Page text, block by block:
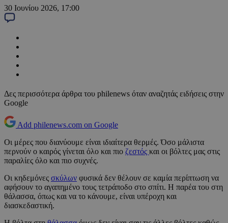
30 Ιουνίου 2026, 17:00
Δες περισσότερα άρθρα του philenews όταν αναζητάς ειδήσεις στην
Google
Add philenews.com on Google
Οι μέρες που διανύουμε είναι ιδιαίτερα θερμές. Όσο μάλιστα
περνούν ο καιρός γίνεται όλο και πιο ζεστός και οι βόλτες μας στις
παραλίες όλο και πιο συχνές.
Οι κηδεμόνες σκύλων φυσικά δεν θέλουν σε καμία περίπτωση να
αφήσουν το αγαπημένο τους τετράποδο στο σπίτι. Η παρέα του στη
θάλασσα, όπως και να το κάνουμε, είναι υπέροχη και
διασκεδαστική.